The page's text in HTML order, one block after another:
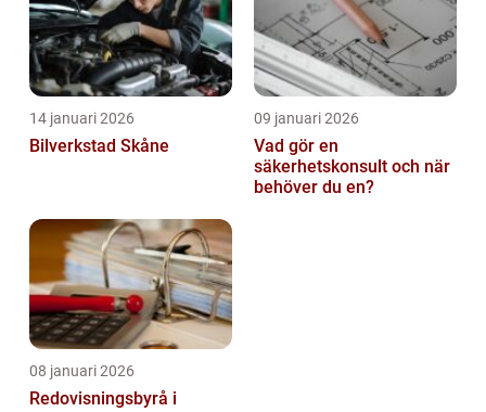
14 januari 2026
Bilverkstad Skåne
09 januari 2026
Vad gör en
säkerhetskonsult och när
behöver du en?
08 januari 2026
Redovisningsbyrå i